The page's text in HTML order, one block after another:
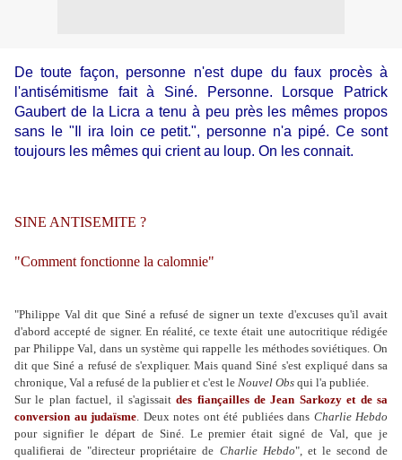
De toute façon, personne n'est dupe du faux procès à
l'antisémitisme fait à Siné. Personne. Lorsque Patrick
Gaubert de la Licra a tenu à peu près les mêmes propos
sans le "Il ira loin ce petit.", personne n'a pipé. Ce sont
toujours les mêmes qui crient au loup. On les connait.
SINE ANTISEMITE ?
"Comment fonctionne la calomnie"
"Philippe Val dit que Siné a refusé de signer un texte d'excuses qu'il avait
d'abord accepté de signer. En réalité, ce texte était une autocritique rédigée
par Philippe Val, dans un système qui rappelle les méthodes soviétiques. On
dit que Siné a refusé de s'expliquer. Mais quand Siné s'est expliqué dans sa
chronique, Val a refusé de la publier et c'est le Nouvel Obs qui l'a publiée.
Sur le plan factuel, il s'agissaitdes fiançailles de Jean Sarkozy et de sa
conversion au judaïsme. Deux notes ont été publiées dans Charlie Hebdo
pour signifier le départ de Siné. Le premier était signé de Val, que je
qualifierai de "directeur propriétaire de Charlie Hebdo", et le second de